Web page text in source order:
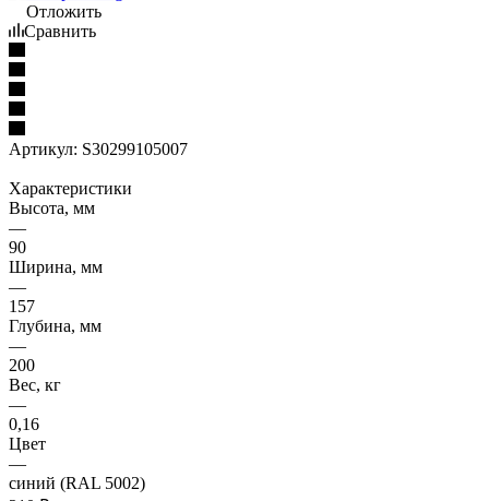
Отложить
Сравнить
Артикул: S30299105007
Характеристики
Высота, мм
—
90
Ширина, мм
—
157
Глубина, мм
—
200
Вес, кг
—
0,16
Цвет
—
синий (RAL 5002)